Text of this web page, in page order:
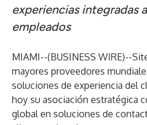
experiencias integradas
empleados
MIAMI--(BUSINESS WIRE)--
mayores proveedores
soluciones de experiencia del
hoy su asociación estratégica
global en soluciones de